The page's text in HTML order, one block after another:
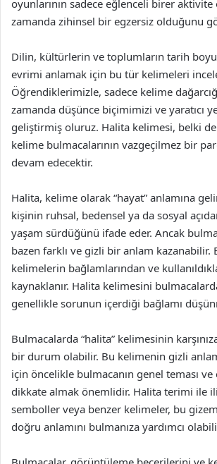
oyunlarının sadece eğlenceli birer aktivite
zamanda zihinsel bir egzersiz olduğunu
Dilin, kültürlerin ve toplumların tarih
evrimi anlamak için bu tür kelimeleri
Öğrendiklerimizle, sadece kelime
zamanda düşünce biçimimizi ve yaratıcı
geliştirmiş oluruz. Halita kelimesi, belki
kelime bulmacalarının vazgeçilmez bir
devam edecektir.
Halita, kelime olarak “hayat” anlamına
kişinin ruhsal, bedensel ya da sosyal
yaşam sürdüğünü ifade eder. Ancak
bazen farklı ve gizli bir anlam kazanabilir.
kelimelerin bağlamlarından ve
kaynaklanır. Halita kelimesini
genellikle sorunun içerdiği bağlamı
Bulmacalarda “halita” kelimesinin
bir durum olabilir. Bu kelimenin gizli
için öncelikle bulmacanın genel teması
dikkate almak önemlidir. Halita terimi ile
semboller veya benzer kelimeler, bu
doğru anlamını bulmanıza yardımcı